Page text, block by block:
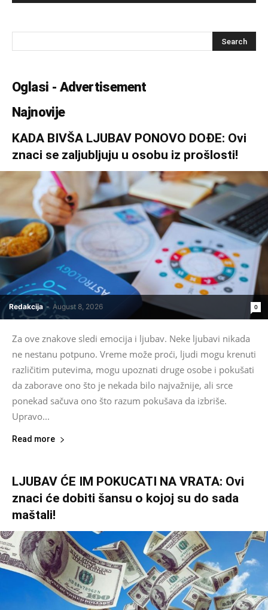
Oglasi - Advertisement
Najnovije
KADA BIVŠA LJUBAV PONOVO DOĐE: Ovi
znaci se zaljubljuju u osobu iz prošlosti!
Redakcija - August 8, 2026 0
Za ove znakove sledi emocija i ljubav. Neke ljubavi nikada
ne nestanu potpuno. Vreme može proći, ljudi mogu krenuti
različitim putevima, mogu upoznati druge osobe i pokušati
da zaborave ono što je nekada bilo najvažnije, ali srce
ponekad sačuva ono što razum pokušava da izbriše.
Upravo...
Read more
LJUBAV ĆE IM POKUCATI NA VRATA: Ovi
znaci će dobiti šansu o kojoj su do sada
maštali!